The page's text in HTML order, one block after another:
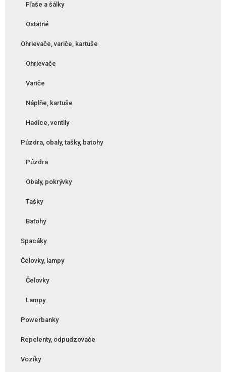
Fľaše a šálky
Ostatné
Ohrievače, variče, kartuše
Ohrievače
Variče
Náplňe, kartuše
Hadice, ventily
Púzdra, obaly, tašky, batohy
Púzdra
Obaly, pokrývky
Tašky
Batohy
Spacáky
Čelovky, lampy
Čelovky
Lampy
Powerbanky
Repelenty, odpudzovače
Vozíky